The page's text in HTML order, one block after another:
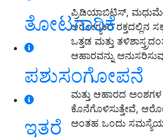
ತೋಟಗಾರಿಕೆ
ಪಶುಸಂಗೋಪನೆ
ಇತರೆ
ಪ್ರಿಡಿಯಾಬಿಟಿಸ್,
ಆರೋಗ್ಯಕರ ರಕ್ತದಲ್ಲಿನ
ಒತ್ತಡ ಮತ್ತು
ಆಹಾರವನ್ನು
ಮತ್ತು ಆಹಾರದ ಅಂಶಗಳ
ಕೊನೆಗೊಳಿಸುತ್ತೇವೆ,
ಅಂತಹ ಒಂದು